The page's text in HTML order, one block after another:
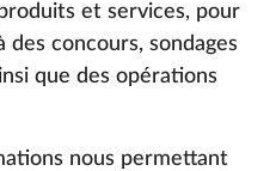
et services, pour
concours, sondages
que des opérations
nous permettant